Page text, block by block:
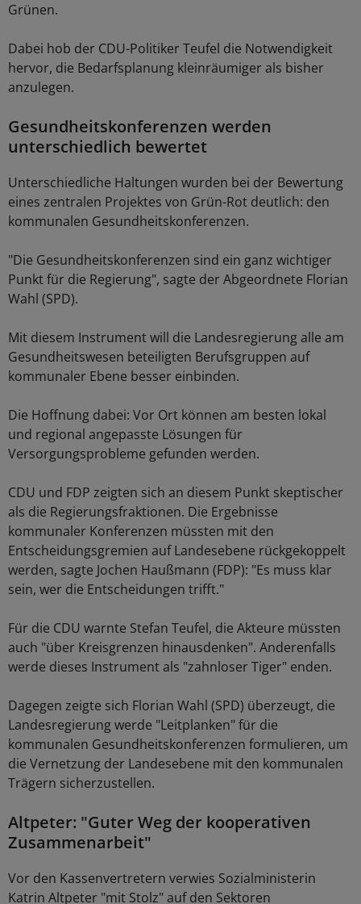
Grünen.
Dabei hob der CDU-Politiker Teufel die Notwendigkeit
hervor, die Bedarfsplanung kleinräumiger als bisher
anzulegen.
Gesundheitskonferenzen werden
unterschiedlich bewertet
Unterschiedliche Haltungen wurden bei der Bewertung
eines zentralen Projektes von Grün-Rot deutlich: den
kommunalen Gesundheitskonferenzen.
"Die Gesundheitskonferenzen sind ein ganz wichtiger
Punkt für die Regierung", sagte der Abgeordnete Florian
Wahl (SPD).
Mit diesem Instrument will die Landesregierung alle am
Gesundheitswesen beteiligten Berufsgruppen auf
kommunaler Ebene besser einbinden.
Die Hoffnung dabei: Vor Ort können am besten lokal
und regional angepasste Lösungen für
Versorgungsprobleme gefunden werden.
CDU und FDP zeigten sich an diesem Punkt skeptischer
als die Regierungsfraktionen. Die Ergebnisse
kommunaler Konferenzen müssten mit den
Entscheidungsgremien auf Landesebene rückgekoppelt
werden, sagte Jochen Haußmann (FDP): "Es muss klar
sein, wer die Entscheidungen trifft."
Für die CDU warnte Stefan Teufel, die Akteure müssten
auch "über Kreisgrenzen hinausdenken". Anderenfalls
werde dieses Instrument als "zahnloser Tiger" enden.
Dagegen zeigte sich Florian Wahl (SPD) überzeugt, die
Landesregierung werde "Leitplanken" für die
kommunalen Gesundheitskonferenzen formulieren, um
die Vernetzung der Landesebene mit den kommunalen
Trägern sicherzustellen.
Altpeter: "Guter Weg der kooperativen
Zusammenarbeit"
Vor den Kassenvertretern verwies Sozialministerin
Katrin Altpeter "mit Stolz" auf den Sektoren